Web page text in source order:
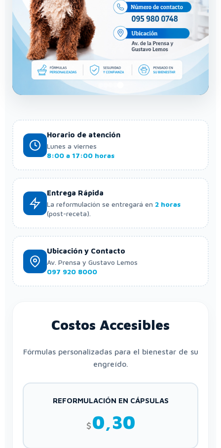
Horario de atención
Lunes a viernes
8:00 a 17:00 horas
Entrega Rápida
La reformulación se entregará en 2 horas
(post-receta).
Ubicación y Contacto
Av. Prensa y Gustavo Lemos
097 920 8000
Costos Accesibles
Fórmulas personalizadas para el bienestar de su
engreído.
REFORMULACIÓN EN CÁPSULAS
$0,30